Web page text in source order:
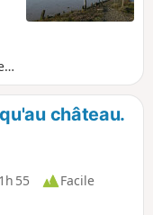
château.
1h 55
Facile